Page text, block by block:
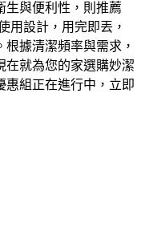
生與便利性，則推薦
用設計，用完即丟，
據清潔頻率與需求，
在就為您的家選購妙潔
惠組正在進行中，立即